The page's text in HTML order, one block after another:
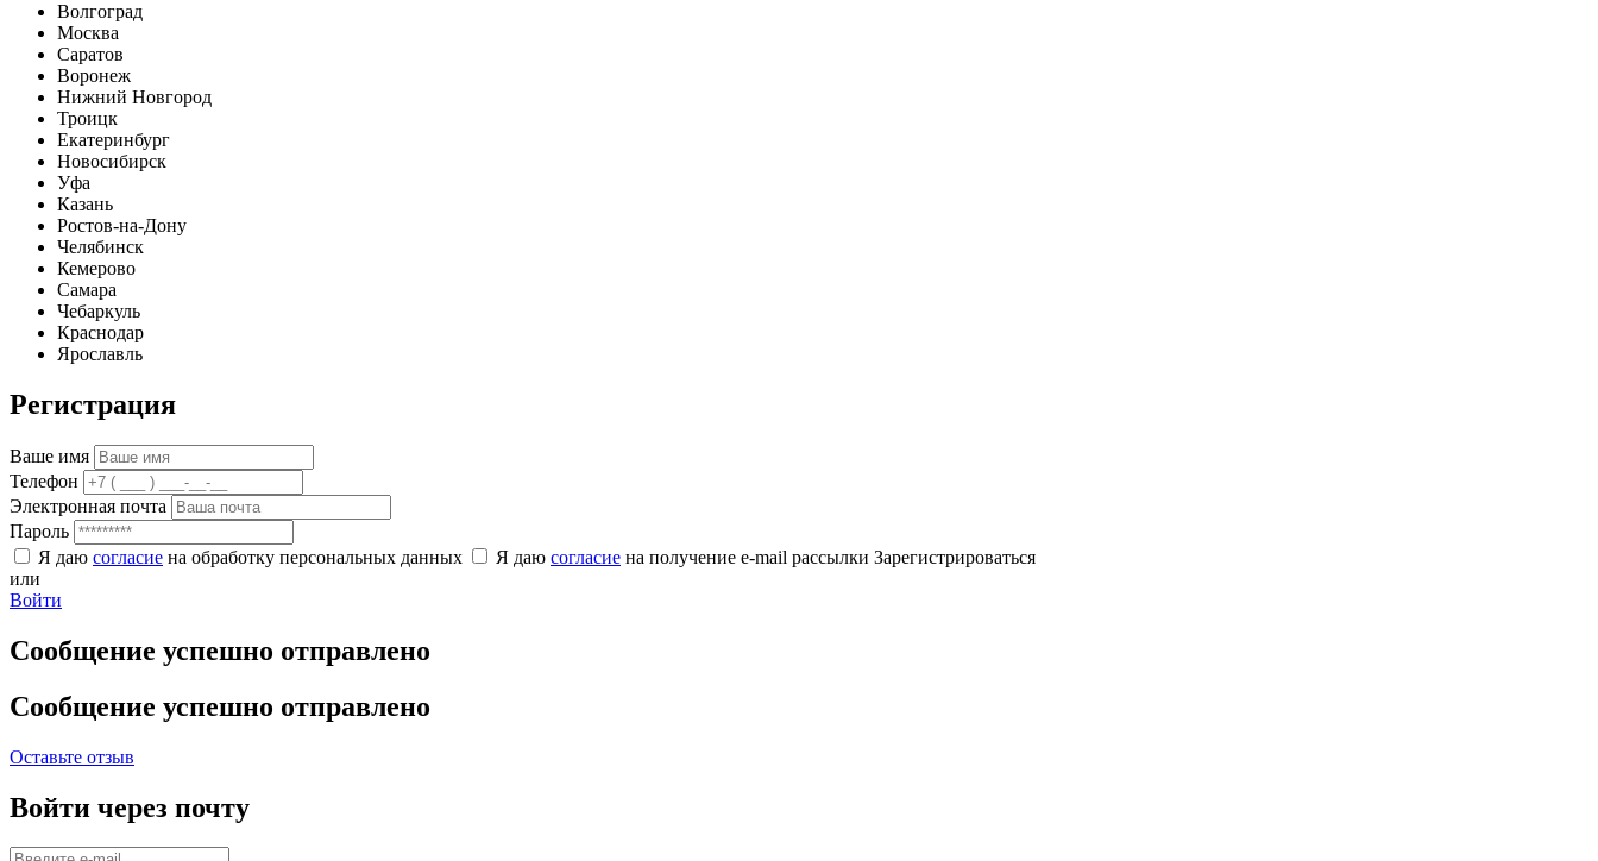
Волгоград
Москва
Саратов
Воронеж
Нижний Новгород
Троицк
Екатеринбург
Новосибирск
Уфа
Казань
Ростов-на-Дону
Челябинск
Кемерово
Самара
Чебаркуль
Краснодар
Ярославль
Регистрация
Ваше имя
Телефон
Электронная почта
Пароль
Я даю согласие на обработку персональных данных Я даю согласие на получение e-mail рассылки Зарегистрироваться
или
Войти
Сообщение успешно отправлено
Сообщение успешно отправлено
Оставьте отзыв
Войти через почту